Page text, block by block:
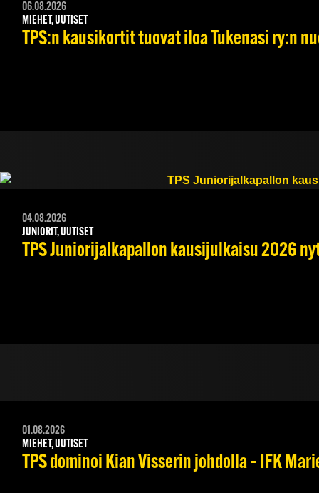
06.08.2026
MIEHET, UUTISET
TPS:n kausikortit tuovat iloa Tukenasi ry:n
04.08.2026
JUNIORIT, UUTISET
TPS Juniorijalkapallon kausijulkaisu 2026
01.08.2026
MIEHET, UUTISET
TPS dominoi Kian Visserin johdolla – IFK